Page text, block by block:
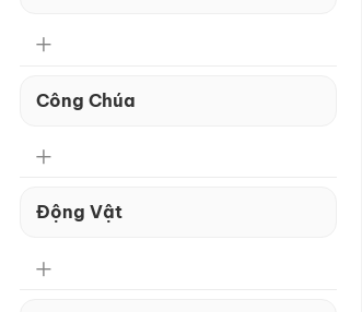
Công Chúa
Động Vật